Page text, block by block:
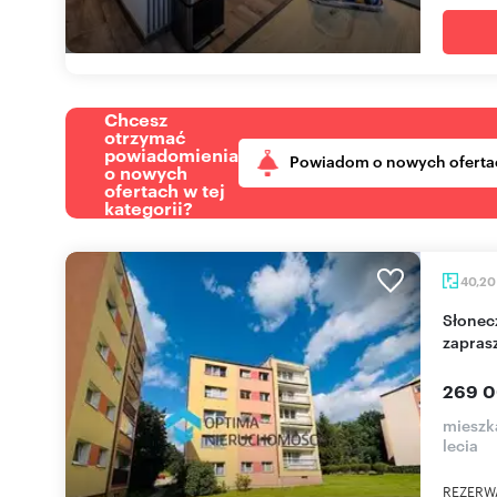
Chcesz
otrzymać
powiadomienia
o nowych
ofertach w tej
kategorii?
Powiadom o nowych
40,20
Słoneczne 40,2 m² w Cieplicach Zdrój -
269
lecia